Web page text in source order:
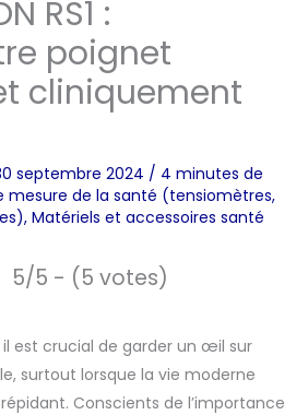
RS1 :
poignet
cliniquement
septembre 2024 / 4 minutes de
mesure de la santé (tensiomètres,
, Matériels et accessoires santé
5/5 - (5 votes)
est crucial de garder un œil sur
surtout lorsque la vie moderne
Conscients de l’importance